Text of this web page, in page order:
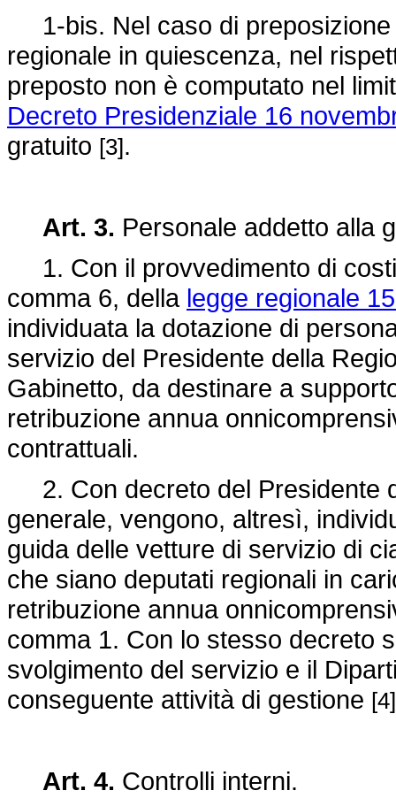
1-bis. Nel caso di preposizione
regionale in quiescenza, nel
preposto non è computato nel
Decreto Presidenziale 16
gratuito [3].
Art. 3. Personale addetto alla
1. Con il provvedimento di
comma 6, della legge regionale
individuata la dotazione di
servizio del Presidente della
Gabinetto, da destinare a
retribuzione annua
contrattuali.
2. Con decreto del Presidente
generale, vengono, altresì,
guida delle vetture di servizio di
che siano deputati regionali in
retribuzione annua
comma 1. Con lo stesso decreto
svolgimento del servizio e il
conseguente attività di gestione [4]
Art. 4. Controlli interni.